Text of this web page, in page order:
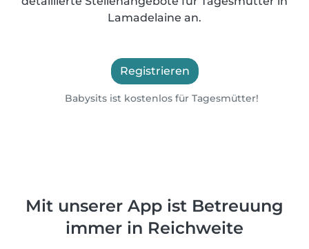
Lamadelaine an.
Registrieren
Babysits ist kostenlos für Tagesmütter!
Mit unserer App ist Betreuung
immer in Reichweite